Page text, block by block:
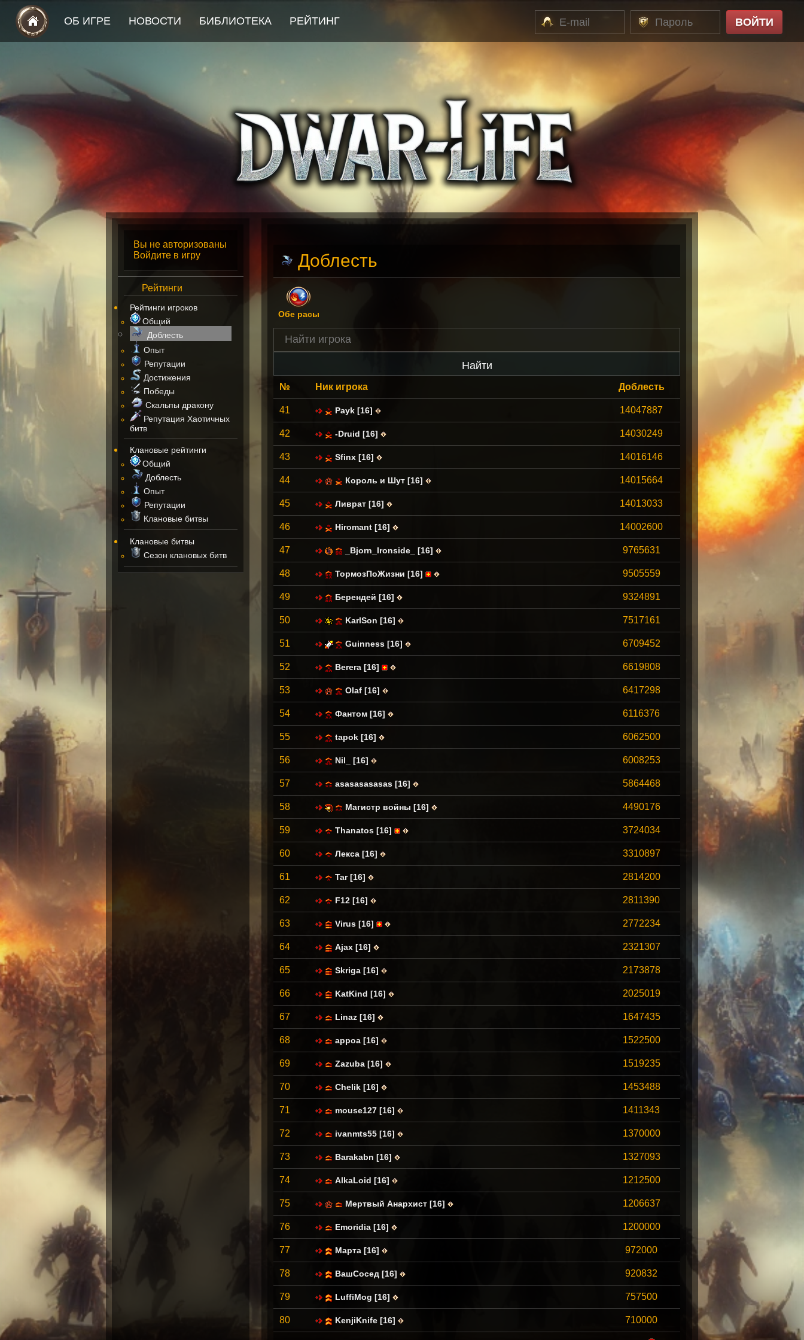
ОБ ИГРЕ НОВОСТИ БИБЛИОТЕКА РЕЙТИНГ ВОЙТИ
Вы не авторизованы
Войдите в игру
Рейтинги
Рейтинги игроков
Общий
Доблесть
Опыт
Репутации
Достижения
Победы
Скальпы дракону
Репутация Хаотичных
битв
Клановые рейтинги
Общий
Доблесть
Опыт
Репутации
Клановые битвы
Клановые битвы
Сезон клановых битв
Доблесть
Обе расы
№ Ник игрока Доблесть
41 Payk [16] 14047887
42 -Druid [16] 14030249
43 Sfinx [16] 14016146
44 Король и Шут [16] 14015664
45 Ливрат [16] 14013033
46 Hiromant [16] 14002600
47 _Bjorn_Ironside_ [16] 9765631
48 ТормозПоЖизни [16] 9505559
49 Берендей [16] 9324891
50 KarlSon [16] 7517161
51 Guinness [16] 6709452
52 Berera [16] 6619808
53 Olaf [16] 6417298
54 Фантом [16] 6116376
55 tapok [16] 6062500
56 Nil_ [16] 6008253
57 asasasasasas [16] 5864468
58 Магистр войны [16] 4490176
59 Thanatos [16] 3724034
60 Лекса [16] 3310897
61 Tar [16] 2814200
62 F12 [16] 2811390
63 Virus [16] 2772234
64 Ajax [16] 2321307
65 Skriga [16] 2173878
66 KatKind [16] 2025019
67 Linaz [16] 1647435
68 appoa [16] 1522500
69 Zazuba [16] 1519235
70 Chelik [16] 1453488
71 mouse127 [16] 1411343
72 ivanmts55 [16] 1370000
73 Barakabn [16] 1327093
74 AlkaLoid [16] 1212500
75 Мертвый Анархист [16] 1206637
76 Emoridia [16] 1200000
77 Марта [16] 972000
78 ВашСосед [16] 920832
79 LuffiMog [16] 757500
80 KenjiKnife [16] 710000